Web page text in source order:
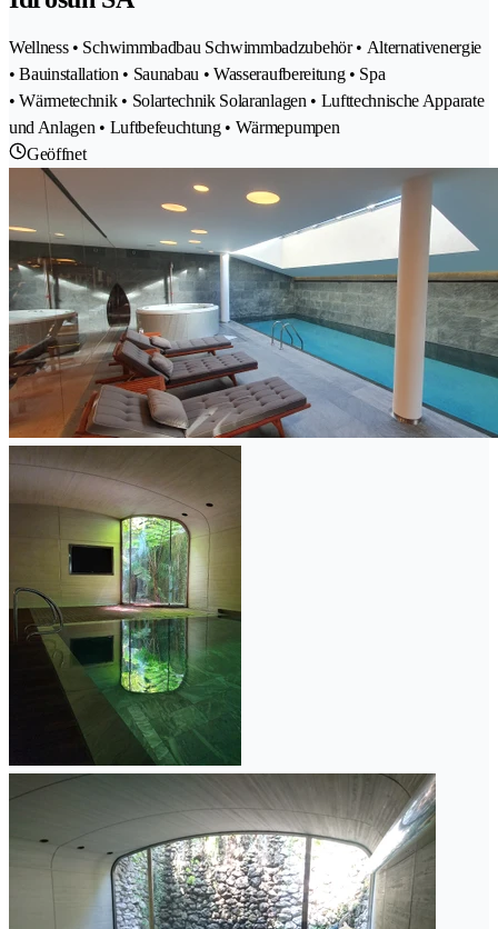
Wellness • Schwimmbadbau Schwimmbadzubehör • Alternativenergie
• Bauinstallation • Saunabau • Wasseraufbereitung • Spa
• Wärmetechnik • Solartechnik Solaranlagen • Lufttechnische Apparate
und Anlagen • Luftbefeuchtung • Wärmepumpen
Geöffnet